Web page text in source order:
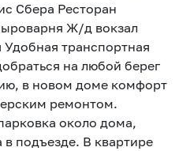
Сбера Ресторан
Ж/д вокзал
транспортная
на любой берег
в новом доме комфорт
ремонтом.
около дома,
подъезде. В квартире